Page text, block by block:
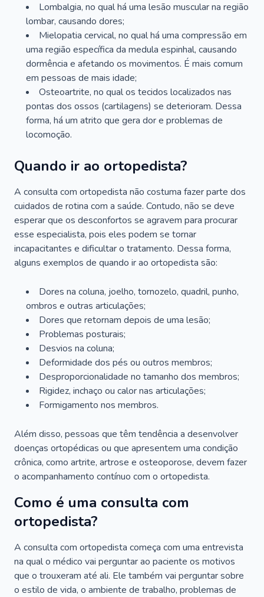
Lombalgia, no qual há uma lesão muscular na região
lombar, causando dores;
Mielopatia cervical, no qual há uma compressão em
uma região específica da medula espinhal, causando
dormência e afetando os movimentos. É mais comum
em pessoas de mais idade;
Osteoartrite, no qual os tecidos localizados nas
pontas dos ossos (cartilagens) se deterioram. Dessa
forma, há um atrito que gera dor e problemas de
locomoção.
Quando ir ao ortopedista?
A consulta com ortopedista não costuma fazer parte dos
cuidados de rotina com a saúde. Contudo, não se deve
esperar que os desconfortos se agravem para procurar
esse especialista, pois eles podem se tornar
incapacitantes e dificultar o tratamento. Dessa forma,
alguns exemplos de quando ir ao ortopedista são:
Dores na coluna, joelho, tornozelo, quadril, punho,
ombros e outras articulações;
Dores que retornam depois de uma lesão;
Problemas posturais;
Desvios na coluna;
Deformidade dos pés ou outros membros;
Desproporcionalidade no tamanho dos membros;
Rigidez, inchaço ou calor nas articulações;
Formigamento nos membros.
Além disso, pessoas que têm tendência a desenvolver
doenças ortopédicas ou que apresentem uma condição
crônica, como artrite, artrose e osteoporose, devem fazer
o acompanhamento contínuo com o ortopedista.
Como é uma consulta com
ortopedista?
A consulta com ortopedista começa com uma entrevista
na qual o médico vai perguntar ao paciente os motivos
que o trouxeram até ali. Ele também vai perguntar sobre
o estilo de vida, o ambiente de trabalho, problemas de